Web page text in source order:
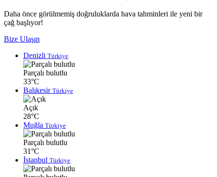
Daha önce görülmemiş doğruluklarda hava tahminleri ile yeni bir
çağ başlıyor!
Bize Ulaşın
Denizli Türkiye
Parçalı bulutlu
33°C
Balıkesir Türkiye
Açık
28°C
Muğla Türkiye
Parçalı bulutlu
31°C
İstanbul Türkiye